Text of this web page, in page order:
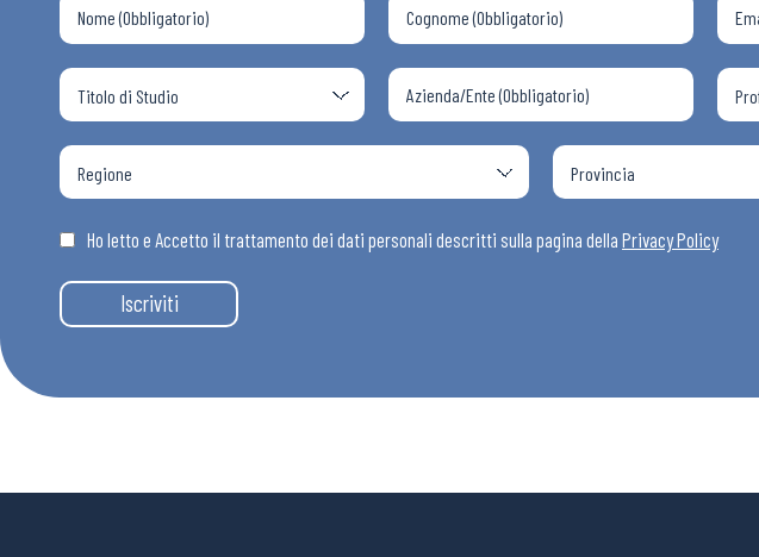
Ho letto e Accetto il trattamento dei dati personali descritti sulla pagina della Privacy Policy
Iscriviti